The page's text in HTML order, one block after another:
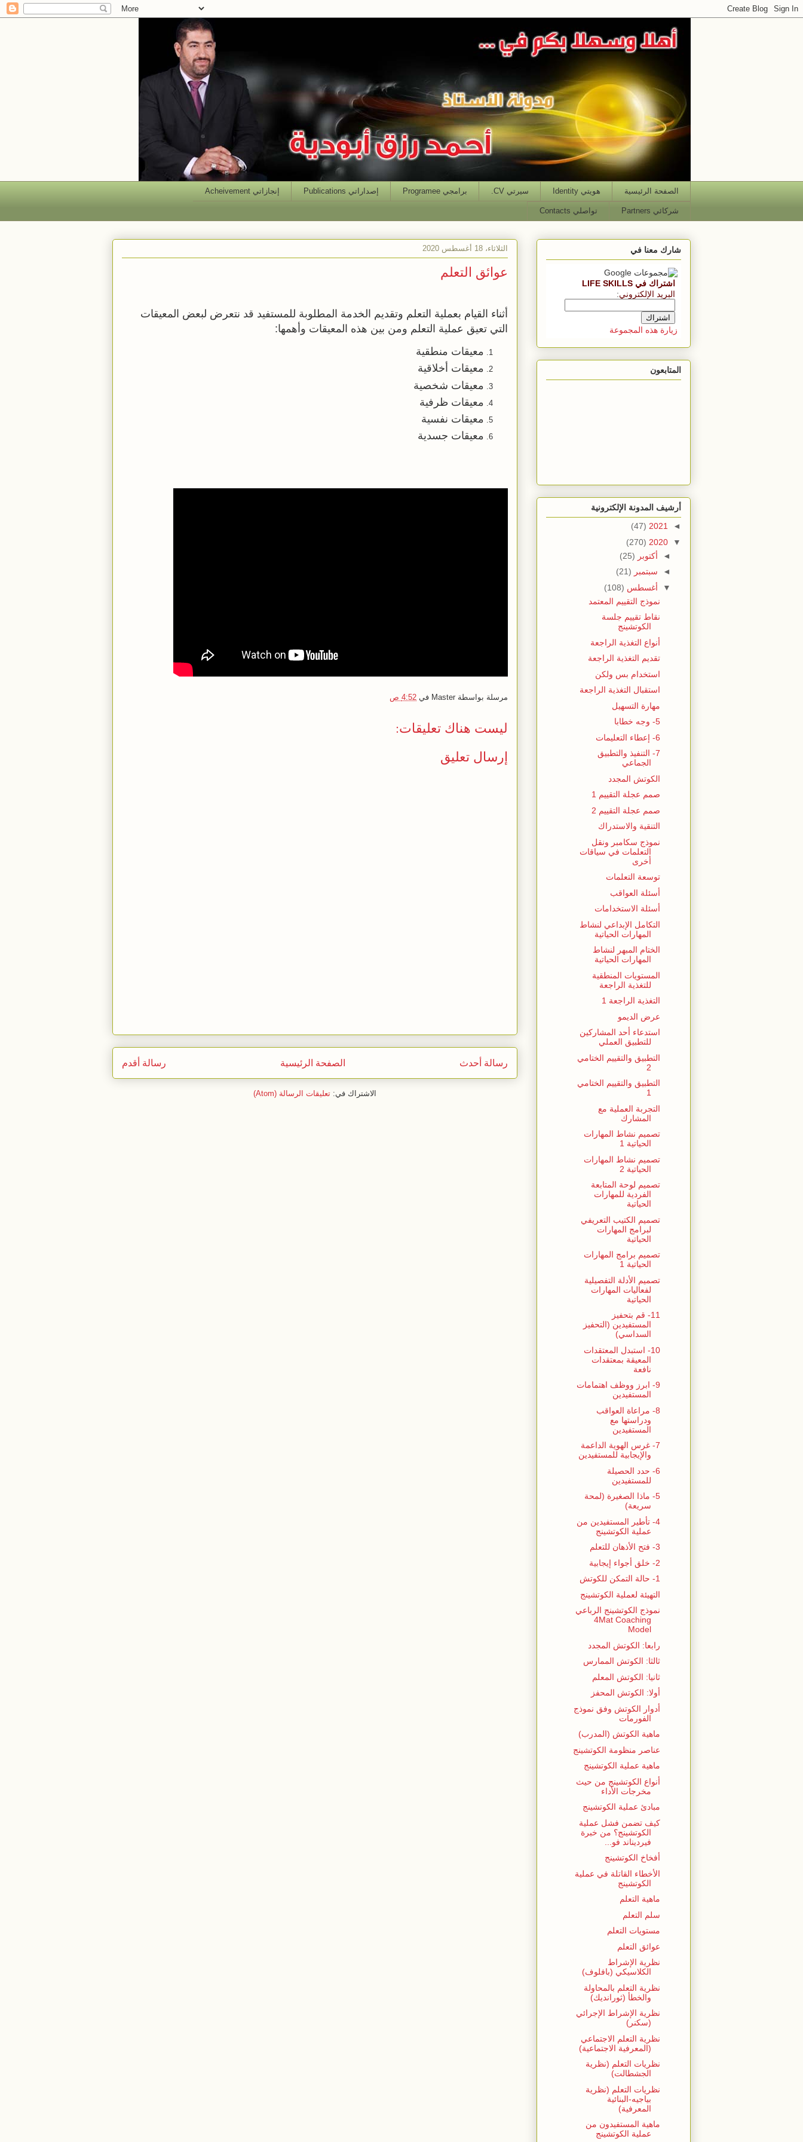
الصفحة الرئيسية هويتي Identity سيرتي CV. برامجي Programee إصداراتي Publications إنجازاتي Acheivement
شركائي Partners تواصلي Contacts
الثلاثاء، 18 أغسطس 2020
عوائق التعلم
أثناء القيام بعملية التعلم وتقديم الخدمة المطلوبة للمستفيد قد نتعرض لبعض المعيقات
التي تعيق عملية التعلم ومن بين هذه المعيقات وأهمها:
معيقات منطقية
معيقات أخلاقية
معيقات شخصية
معيقات ظرفية
معيقات نفسية
معيقات جسدية
مرسلة بواسطة Master في 4:52 ص
ليست هناك تعليقات:
إرسال تعليق
رسالة أحدث رسالة أقدم الصفحة الرئيسية
الاشتراك في: تعليقات الرسالة (Atom)
شارك معنا في
اشتراك في LIFE SKILLS
البريد الإلكتروني:
زيارة هذه المجموعة
المتابعون
أرشيف المدونة الإلكترونية
◄
2021
(47)
▼
2020
(270)
◄ أكتوبر (25)
◄ سبتمبر (21)
▼ أغسطس (108)
نموذج التقييم المعتمد
نقاط تقييم جلسة
الكوتشينج
أنواع التغذية الراجعة
تقديم التغذية الراجعة
استخدام بس ولكن
استقبال التغذية الراجعة
مهارة التسهيل
5- وجه خطابا
6- إعطاء التعليمات
7- التنفيذ والتطبيق
الجماعي
الكوتش المجدد
صمم عجلة التقييم 1
صمم عجلة التقييم 2
التنقية والاستدراك
نموذج سكامبر ونقل
التعلمات في سياقات
أخرى
توسعة التعلمات
أسئلة العواقب
أسئلة الاستخدامات
التكامل الإبداعي لنشاط
المهارات الحياتية
الختام المبهر لنشاط
المهارات الحياتية
المستويات المنطقية
للتغذية الراجعة
التغذية الراجعة 1
عرض الديمو
استدعاء أحد المشاركين
للتطبيق العملي
التطبيق والتقييم الختامي
2
التطبيق والتقييم الختامي
1
التجربة العملية مع
المشارك
تصميم نشاط المهارات
الحياتية 1
تصميم نشاط المهارات
الحياتية 2
تصميم لوحة المتابعة
الفردية للمهارات
الحياتية
تصميم الكتيب التعريفي
لبرامج المهارات
الحياتية
تصميم برامج المهارات
الحياتية 1
تصميم الأدلة التفصيلية
لفعاليات المهارات
الحياتية
11- قم بتحفيز
المستفيدين (التحفيز
السداسي)
10- استبدل المعتقدات
المعيقة بمعتقدات
نافعة
9- ابرز ووظف اهتمامات
المستفيدين
8- مراعاة العواقب
ودراستها مع
المستفيدين
7- غرس الهوية الداعمة
والإيجابية للمستفيدين
6- حدد الحصيلة
للمستفيدين
5- ماذا الصغيرة (لمحة
سريعة)
4- تأطير المستفيدين من
عملية الكوتشينج
3- فتح الأذهان للتعلم
2- خلق أجواء إيجابية
1- حالة التمكن للكوتش
التهيئة لعملية الكوتشينج
نموذج الكوتشينج الرباعي
4Mat Coaching
Model
رابعا: الكوتش المجدد
ثالثا: الكوتش الممارس
ثانيا: الكوتش المعلم
أولا: الكوتش المحفز
أدوار الكوتش وفق نموذج
الفورمات
ماهية الكوتش (المدرب)
عناصر منظومة الكوتشينج
ماهية عملية الكوتشينج
أنواع الكوتشينج من حيث
مخرجات الأداء
مبادئ عملية الكوتشينج
كيف تضمن فشل عملية
الكوتشينج؟ من خبرة
فيرديناند فو...
أفخاخ الكوتشينج
الأخطاء القاتلة في عملية
الكوتشينج
ماهية التعلم
سلم التعلم
مستويات التعلم
عوائق التعلم
نظرية الإشراط
الكلاسيكي (بافلوف)
نظرية التعلم بالمحاولة
والخطأ (ثورانديك)
نظرية الإشراط الإجرائي
(سكنر)
نظرية التعلم الاجتماعي
(المعرفية الاجتماعية)
نظريات التعلم (نظرية
الجشطالت)
نظريات التعلم (نظرية
بياجيه-البنائية
المعرفية)
ماهية المستفيدون من
عملية الكوتشينج